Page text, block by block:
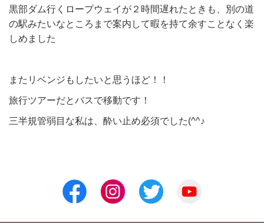
黒部ダム行くロープウェイが２時間遅れたときも、別の道
の駅みたいなところまで案内して暇を持て余すことなく楽
しめました
またリベンジもしたいと思うほど！！
旅行ツアーだとバスで移動です！
三半規管弱目な私は、酔い止め必須でした(^^♪